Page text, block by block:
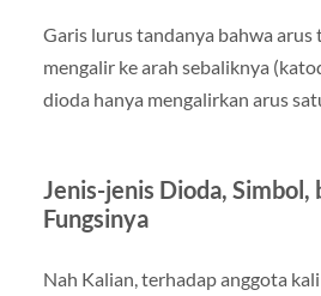
Garis lurus tandanya bahwa arus
mengalir ke arah sebaliknya
dioda hanya mengalirkan arus
Jenis-jenis Dioda, Simbol,
Fungsinya
Nah Kalian, terhadap anggota